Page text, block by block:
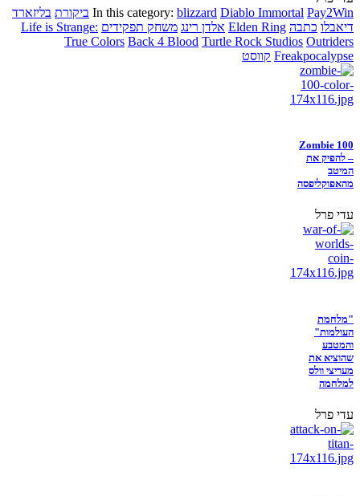
In this category: blizzard Diablo Immortal Pay2Win ביקורת בליזארד
דיאבלו כתבה Elden Ring אלדן רינג משחק תפקידים Life is Strange:
True Colors Back 4 Blood Turtle Rock Studios Outriders
Freakpocalypse קווסט
Zombie 100
– להפיק את
המיטב
מהאפוקליפסה
עדי פרל
"מלחמת
העולמות"
והמטבע
שהוציא את
מעריצי וולס
למלחמה
עדי פרל